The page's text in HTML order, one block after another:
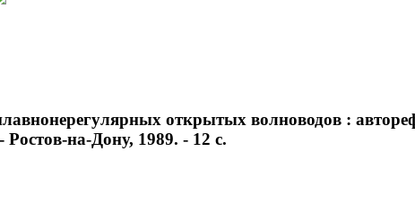
открытых волноводов :
на-Дону, 1989. - 12 с.